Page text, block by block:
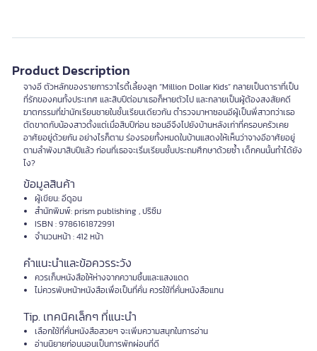
Product Description
จางอี ตัวหลักของรายการวาไรตี้เลี้ยงลูก “Million Dollar Kids” กลายเป็นดาราที่เป็น
ที่รักของคนทั้งประเทศ และสิบปีต่อมาเธอก็หายตัวไป และกลายเป็นผู้ต้องสงสัยคดี
ฆาตกรรมที่ฆ่านักเรียนชายในชั้นเรียนเดียวกัน ตำรวจมาหาซอนอีผู้เป็นพี่สาวทว่าเธอ
ตัดขาดกับน้องสาวตั้งแต่เมื่อสิบปีก่อน ซอนอีจึงไปยังบ้านหลังเก่าที่ครอบครัวเคย
อาศัยอยู่ด้วยกัน อย่างไรก็ตาม ร่องรอยทั้งหมดในบ้านแสดงให้เห็นว่าจางอีอาศัยอยู่
ตามลำพังมาสิบปีแล้ว ก่อนที่เธอจะเริ่มเรียนชั้นประถมศึกษาด้วยซ้ำ เด็กคนนั้นทำได้ยัง
ไง?
ข้อมูลสินค้า
ผู้เขียน: อีดูอน
สำนักพิมพ์: prism publishing , ปริซึม
ISBN : 9786161872991
จำนวนหน้า : 412 หน้า
คำแนะนำและข้อควรระวัง
ควรเก็บหนังสือให้ห่างจากความชื้นและแสงแดด
ไม่ควรพับหน้าหนังสือเพื่อเป็นที่คั่น ควรใช้ที่คั่นหนังสือแทน
Tip. เทคนิคเล็กๆ ที่แนะนำ
เลือกใช้ที่คั่นหนังสือสวยๆ จะเพิ่มความสนุกในการอ่าน
อ่านนิยายก่อนนอนเป็นการพักผ่อนที่ดี